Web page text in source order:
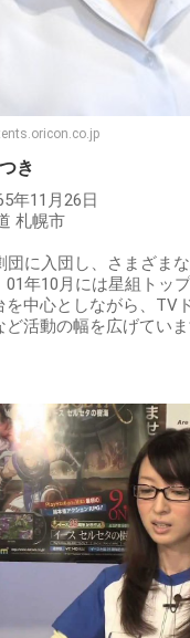
き
年11月26日
札幌市
団に入団し、さまざま
01年10月には星組トッ
を中心としながら、TV
活動の幅を広げていま